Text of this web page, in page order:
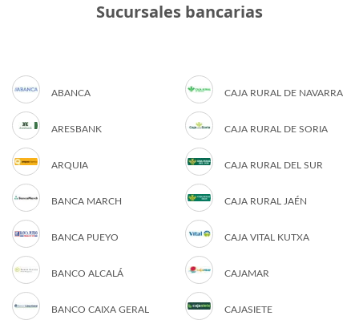
Sucursales bancarias
ABANCA
ARESBANK
ARQUIA
BANCA MARCH
BANCA PUEYO
BANCO ALCALÁ
BANCO CAIXA GERAL
CAJA RURAL DE NAVARRA
CAJA RURAL DE SORIA
CAJA RURAL DEL SUR
CAJA RURAL JAÉN
CAJA VITAL KUTXA
CAJAMAR
CAJASIETE